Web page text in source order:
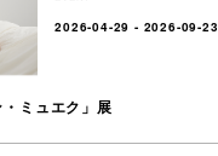
2026-04-29 - 2026-09-23
ミュエク」展